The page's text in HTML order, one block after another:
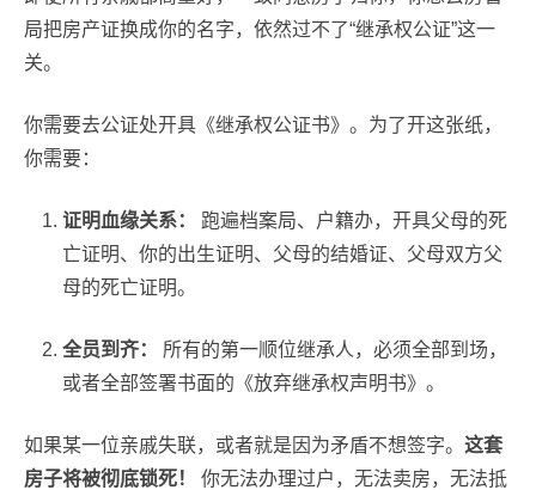
局把房产证换成你的名字，依然过不了“继承权公证”这一
关。
你需要去公证处开具《继承权公证书》。为了开这张纸，
你需要：
证明血缘关系：
跑遍档案局、户籍办，开具父母的死
亡证明、你的出生证明、父母的结婚证、父母双方父
母的死亡证明。
全员到齐：
所有的第一顺位继承人，必须全部到场，
或者全部签署书面的《放弃继承权声明书》。
如果某一位亲戚失联，或者就是因为矛盾不想签字。 这套
房子将被彻底锁死！
你无法办理过户，无法卖房，无法抵